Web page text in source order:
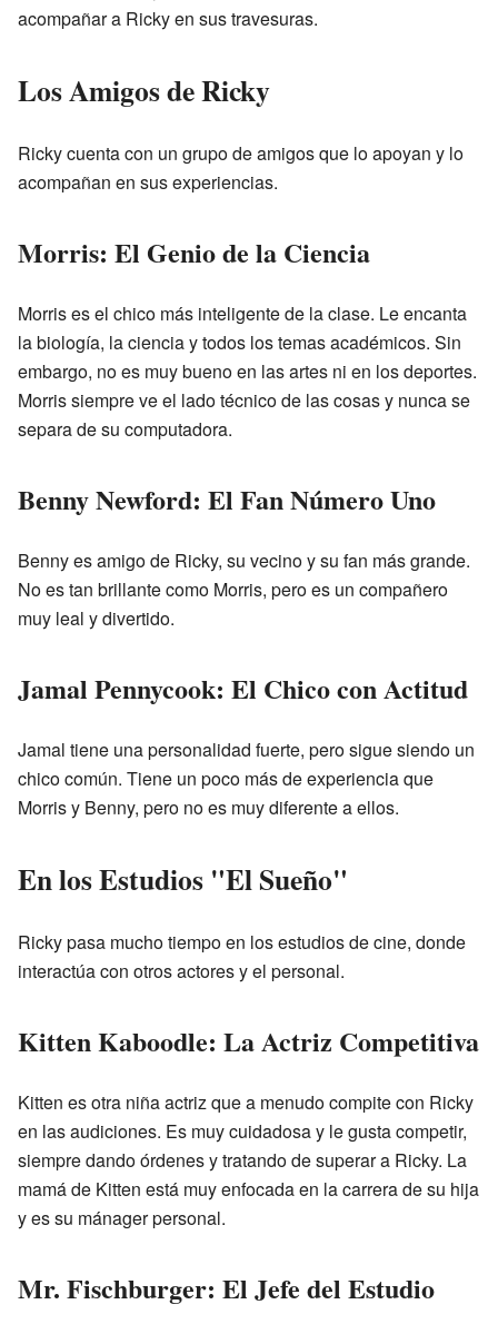
acompañar a Ricky en sus travesuras.
Los Amigos de Ricky
Ricky cuenta con un grupo de amigos que lo apoyan y lo
acompañan en sus experiencias.
Morris: El Genio de la Ciencia
Morris es el chico más inteligente de la clase. Le encanta
la biología, la ciencia y todos los temas académicos. Sin
embargo, no es muy bueno en las artes ni en los deportes.
Morris siempre ve el lado técnico de las cosas y nunca se
separa de su computadora.
Benny Newford: El Fan Número Uno
Benny es amigo de Ricky, su vecino y su fan más grande.
No es tan brillante como Morris, pero es un compañero
muy leal y divertido.
Jamal Pennycook: El Chico con Actitud
Jamal tiene una personalidad fuerte, pero sigue siendo un
chico común. Tiene un poco más de experiencia que
Morris y Benny, pero no es muy diferente a ellos.
En los Estudios "El Sueño"
Ricky pasa mucho tiempo en los estudios de cine, donde
interactúa con otros actores y el personal.
Kitten Kaboodle: La Actriz Competitiva
Kitten es otra niña actriz que a menudo compite con Ricky
en las audiciones. Es muy cuidadosa y le gusta competir,
siempre dando órdenes y tratando de superar a Ricky. La
mamá de Kitten está muy enfocada en la carrera de su hija
y es su mánager personal.
Mr. Fischburger: El Jefe del Estudio